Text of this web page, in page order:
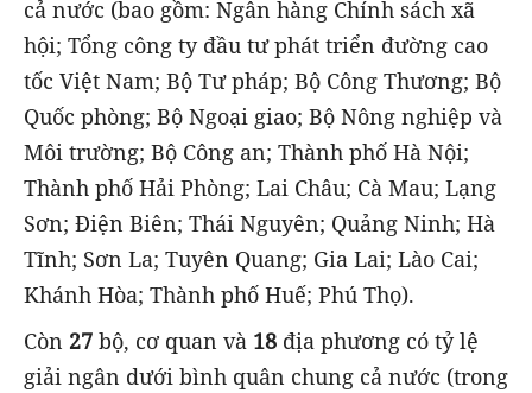
cả nước (bao gồm: Ngân hàng Chính sách xã
hội; Tổng công ty đầu tư phát triển đường cao
tốc Việt Nam; Bộ Tư pháp; Bộ Công Thương; Bộ
Quốc phòng; Bộ Ngoại giao; Bộ Nông nghiệp và
Môi trường; Bộ Công an; Thành phố Hà Nội;
Thành phố Hải Phòng; Lai Châu; Cà Mau; Lạng
Sơn; Điện Biên; Thái Nguyên; Quảng Ninh; Hà
Tĩnh; Sơn La; Tuyên Quang; Gia Lai; Lào Cai;
Khánh Hòa; Thành phố Huế; Phú Thọ).
Còn 27 bộ, cơ quan và 18 địa phương có tỷ lệ
giải ngân dưới bình quân chung cả nước (trong